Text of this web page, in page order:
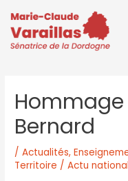
Bernard
/Actualités,
Territoire / Actu